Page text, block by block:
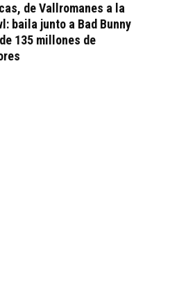
de Vallromanes a la
baila junto a Bad Bunny
135 millones de